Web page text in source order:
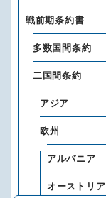
戦前期条約書
多数国間条約
二国間条約
アジア
欧州
アルバニア
オーストリア